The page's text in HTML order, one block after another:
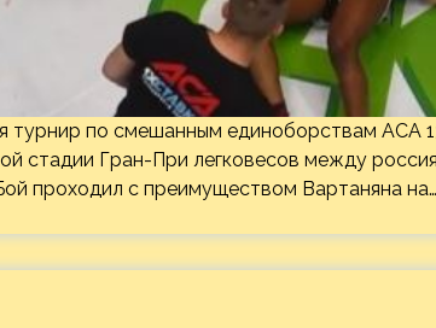
турнир по смешанным единоборствам ACA
стадии Гран-При легковесов между
проходил с преимуществом Вартаняна на…